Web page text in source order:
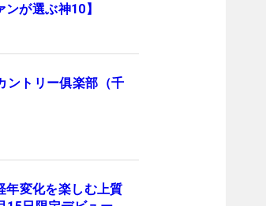
が選ぶ神10】
ントリー俱楽部（千
年変化を楽しむ上質